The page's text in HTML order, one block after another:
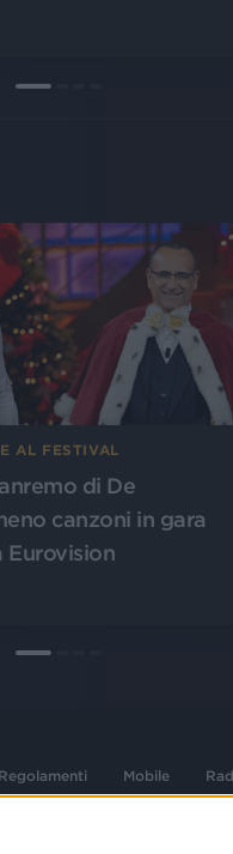
AL FESTIVAL
di De
canzoni in gara
Eurovision
Regolamenti Mobile